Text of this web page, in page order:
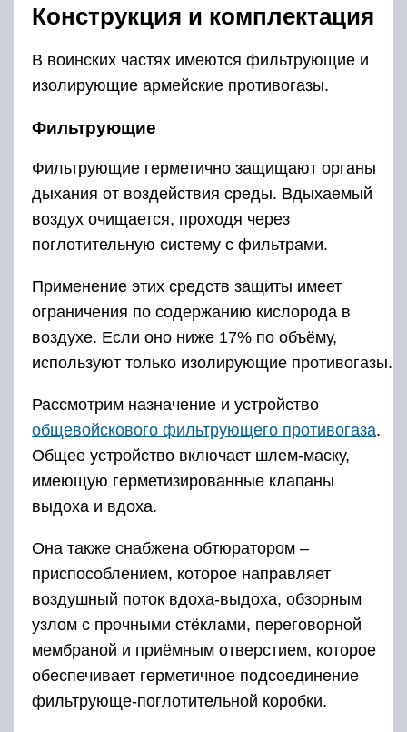
Конструкция и комплектация
В воинских частях имеются фильтрующие и
изолирующие армейские противогазы.
Фильтрующие
Фильтрующие герметично защищают органы
дыхания от воздействия среды. Вдыхаемый
воздух очищается, проходя через
поглотительную систему с фильтрами.
Применение этих средств защиты имеет
ограничения по содержанию кислорода в
воздухе. Если оно ниже 17% по объёму,
используют только изолирующие противогазы.
Рассмотрим назначение и устройство
общевойскового фильтрующего противогаза.
Общее устройство включает шлем-маску,
имеющую герметизированные клапаны
выдоха и вдоха.
Она также снабжена обтюратором –
приспособлением, которое направляет
воздушный поток вдоха-выдоха, обзорным
узлом с прочными стёклами, переговорной
мембраной и приёмным отверстием, которое
обеспечивает герметичное подсоединение
фильтрующе-поглотительной коробки.